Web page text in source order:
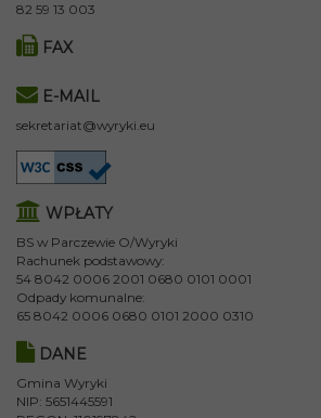
82 59 13 003
FAX
E-MAIL
sekretariat@wyryki.eu
WPŁATY
BS w Parczewie O/Wyryki
Rachunek podstawowy:
54 8042 0006 2001 0680 0101 0001
Odpady komunalne:
65 8042 0006 0680 0101 2000 0310
DANE
Gmina Wyryki
NIP: 5651445591